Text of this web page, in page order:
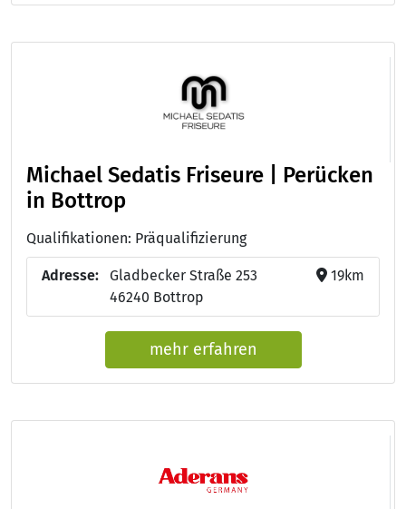
Michael Sedatis Friseure | Perücken
in Bottrop
Qualifikationen: Präqualifizierung
Adresse:
Gladbecker Straße 253
46240 Bottrop
19km
mehr erfahren